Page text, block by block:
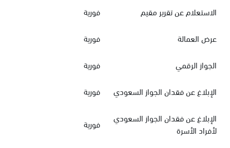
الاستعلام عن تقرير مقيم
فورية
عرض العمالة
فورية
الجواز الرقمي
فورية
الإبلاغ عن فقدان الجواز السعودي
فورية
الإبلاغ عن فقدان الجواز السعودي
لأفراد الأسرة
فورية